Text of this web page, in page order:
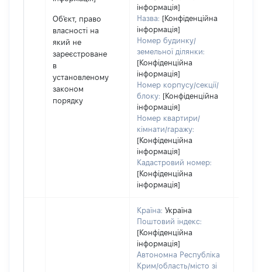
Об'єкт, право
власності на
який не
зареєстроване
в
установленому
законом
порядку
інформація]
Назва: [Конфіденційна
інформація]
Номер будинку/
земельної ділянки:
[Конфіденційна
інформація]
Номер корпусу/секції/
блоку: [Конфіденційна
інформація]
Номер квартири/
кімнати/гаражу:
[Конфіденційна
інформація]
Кадастровий номер:
[Конфіденційна
інформація]
Країна: Україна
Поштовий індекс:
[Конфіденційна
інформація]
Автономна Республіка
Крим/область/місто зі